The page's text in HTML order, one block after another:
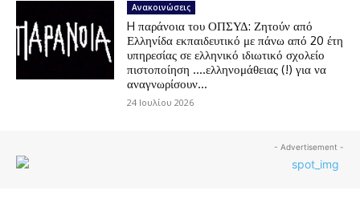
Ανακοινώσεις
H παράνοια του ΟΠΣΥΔ: Ζητούν από
Ελληνίδα εκπαιδευτικό με πάνω από 20 έτη
υπηρεσίας σε ελληνικό ιδιωτικό σχολείο
πιστοποίηση ….ελληνομάθειας (!) για να
αναγνωρίσουν...
24 Ιουλίου 2026
- Advertisement -